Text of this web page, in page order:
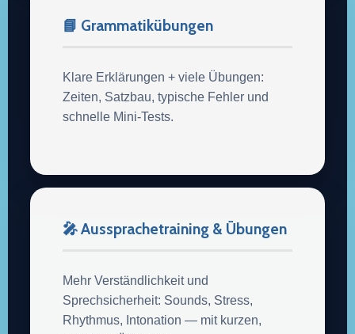
📘 Grammatikübungen
Klare Erklärungen + viele Übungen:
Zeiten, Satzbau, typische Fehler und
schnelle Mini-Tests.
🎤 Aussprachetraining & Übungen
Mehr Verständlichkeit und
Sprechsicherheit: Sounds, Stress,
Rhythmus, Intonation — mit kurzen,